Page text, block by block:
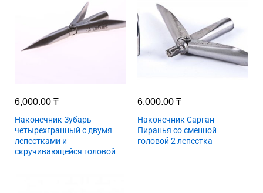
6,000.00 ₸
Наконечник Зубарь
четырехгранный с двумя
лепестками и
скручивающейся головой
6,000.00 ₸
Наконечник Сарган
Пиранья со сменной
головой 2 лепестка